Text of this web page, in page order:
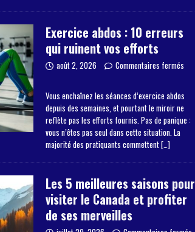
Exercice abdos : 10 erreurs
qui ruinent vos efforts
août 2, 2026 Commentaires fermés
Vous enchaînez les séances d’exercice abdos
depuis des semaines, et pourtant le miroir ne
reflète pas les efforts fournis. Pas de panique :
vous n’êtes pas seul dans cette situation. La
majorité des pratiquants commettent[…]
Les 5 meilleures saisons pour
visiter le Canada et profiter
de ses merveilles